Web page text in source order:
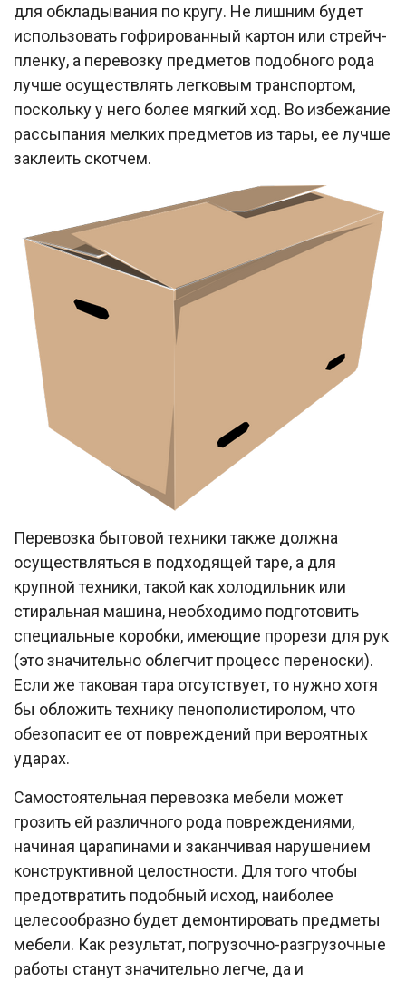
для обкладывания по кругу. Не лишним будет
использовать гофрированный картон или стрейч-
пленку, а перевозку предметов подобного рода
лучше осуществлять легковым транспортом,
поскольку у него более мягкий ход. Во избежание
рассыпания мелких предметов из тары, ее лучше
заклеить скотчем.
Перевозка бытовой техники также должна
осуществляться в подходящей таре, а для
крупной техники, такой как холодильник или
стиральная машина, необходимо подготовить
специальные коробки, имеющие прорези для рук
(это значительно облегчит процесс переноски).
Если же таковая тара отсутствует, то нужно хотя
бы обложить технику пенополистиролом, что
обезопасит ее от повреждений при вероятных
ударах.
Самостоятельная перевозка мебели может
грозить ей различного рода повреждениями,
начиная царапинами и заканчивая нарушением
конструктивной целостности. Для того чтобы
предотвратить подобный исход, наиболее
целесообразно будет демонтировать предметы
мебели. Как результат, погрузочно-разгрузочные
работы станут значительно легче, да и